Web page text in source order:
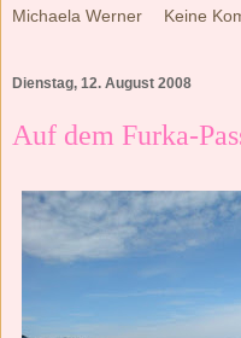
Michaela Werner Keine
Dienstag, 12. August 2008
Auf dem Furka-